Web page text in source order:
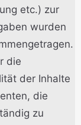
etc.) zur
wurden
die
der Inhalte
die
zu